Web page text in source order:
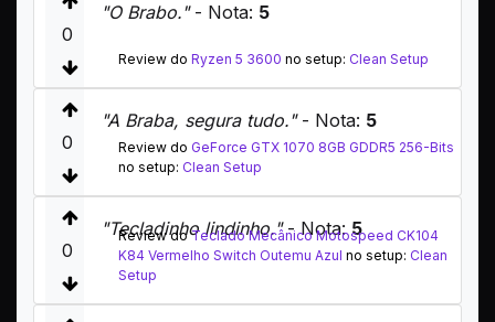
0
"O Brabo."- Nota: 5
Review do Ryzen 5 3600 no setup: Clean Setup
0
"A Braba, segura tudo."- Nota: 5
Review do GeForce GTX 1070 8GB GDDR5 256-Bits
no setup: Clean Setup
0
"Tecladinho lindinho."- Nota:5
Review doTeclado Mecânico Motospeed CK104
K84 Vermelho Switch Outemu Azul no setup: Clean
Setup